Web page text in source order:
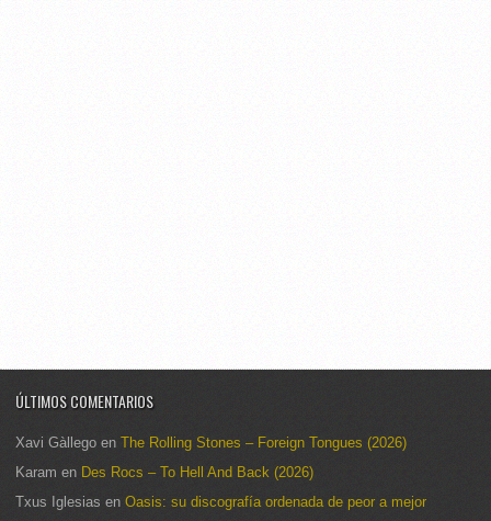
ÚLTIMOS COMENTARIOS
Xavi Gàllego en The Rolling Stones – Foreign Tongues (2026)
Karam en Des Rocs – To Hell And Back (2026)
Txus Iglesias en Oasis: su discografía ordenada de peor a mejor